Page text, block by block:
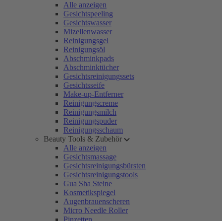
Alle anzeigen
Gesichtspeeling
Gesichtswasser
Mizellenwasser
Reinigungsgel
Reinigungsöl
Abschminkpads
Abschminktücher
Gesichtsreinigungssets
Gesichtsseife
Make-up-Entferner
Reinigungscreme
Reinigungsmilch
Reinigungspuder
Reinigungsschaum
Beauty Tools & Zubehör
Alle anzeigen
Gesichtsmassage
Gesichtsreinigungsbürsten
Gesichtsreinigungstools
Gua Sha Steine
Kosmetikspiegel
Augenbrauenscheren
Micro Needle Roller
Pinzetten